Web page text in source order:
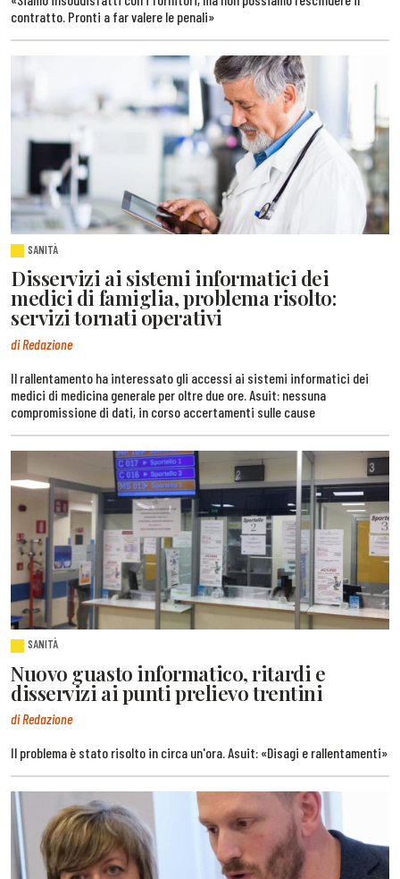
contratto. Pronti a far valere le penali»
SANITÀ
Disservizi ai sistemi informatici dei
medici di famiglia, problema risolto:
servizi tornati operativi
di Redazione
Il rallentamento ha interessato gli accessi ai sistemi informatici dei
medici di medicina generale per oltre due ore. Asuit: nessuna
compromissione di dati, in corso accertamenti sulle cause
SANITÀ
Nuovo guasto informatico, ritardi e
disservizi ai punti prelievo trentini
di Redazione
Il problema è stato risolto in circa un'ora. Asuit: «Disagi e rallentamenti»